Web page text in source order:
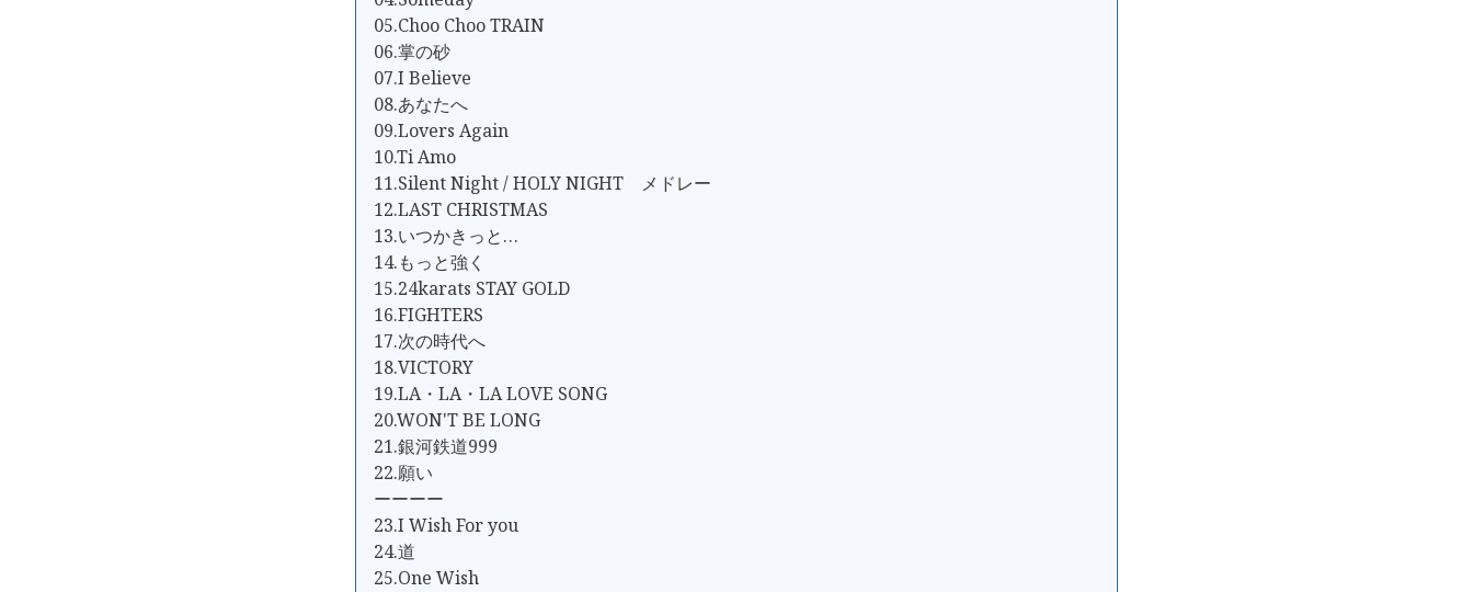
05.Choo Choo TRAIN
06.掌の砂
07.I Believe
08.あなたへ
09.Lovers Again
10.Ti Amo
11.Silent Night / HOLY NIGHT メドレー
12.LAST CHRISTMAS
13.いつかきっと…
14.もっと強く
15.24karats STAY GOLD
16.FIGHTERS
17.次の時代へ
18.VICTORY
19.LA・LA・LA LOVE SONG
20.WON'T BE LONG
21.銀河鉄道999
22.願い
ーーーー
23.I Wish For you
24.道
25.One Wish